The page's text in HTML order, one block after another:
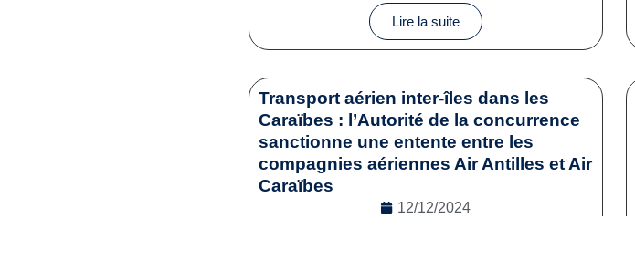
Lire la suite
Transport aérien inter-îles dans les
Caraïbes : l’Autorité de la concurrence
sanctionne une entente entre les
compagnies aériennes Air Antilles et Air
Caraïbes
12/12/2024